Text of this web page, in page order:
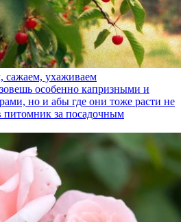
ухаживаем
особенно капризными и
но и абы где они тоже расти не
питомник за посадочным